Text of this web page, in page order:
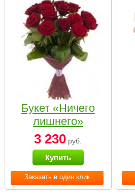
Заказать в один клик
Букет «Ничего
лишнего»
3 230 руб.
Купить